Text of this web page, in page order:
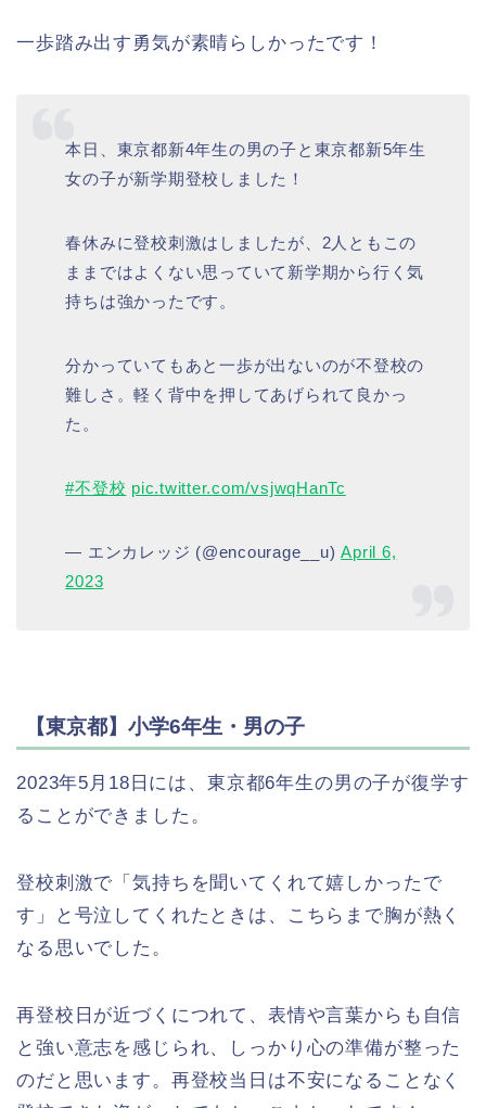
一歩踏み出す勇気が素晴らしかったです！
本日、東京都新4年生の男の子と東京都新5年生
女の子が新学期登校しました！
春休みに登校刺激はしましたが、2人ともこの
ままではよくない思っていて新学期から行く気
持ちは強かったです。
分かっていてもあと一歩が出ないのが不登校の
難しさ。軽く背中を押してあげられて良かっ
た。
#不登校 pic.twitter.com/vsjwqHanTc
— エンカレッジ (@encourage__u)April 6,
2023
【東京都】小学6年生・男の子
2023年5月18日には、東京都6年生の男の子が復学す
ることができました。
登校刺激で「気持ちを聞いてくれて嬉しかったで
す」と号泣してくれたときは、こちらまで胸が熱く
なる思いでした。
再登校日が近づくにつれて、表情や言葉からも自信
と強い意志を感じられ、しっかり心の準備が整った
のだと思います。再登校当日は不安になることなく